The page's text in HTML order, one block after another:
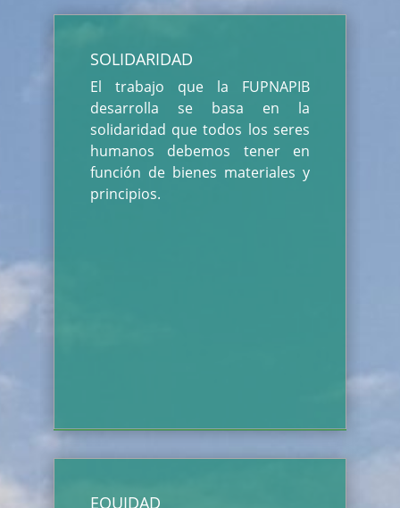
SOLIDARIDAD
El trabajo que la FUPNAPIB
desarrolla se basa en la
solidaridad que todos los seres
humanos debemos tener en
función de bienes materiales y
principios.
EQUIDAD